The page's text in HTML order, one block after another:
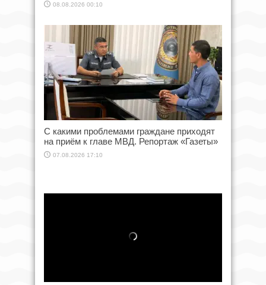
08.08.2026 00:10
С какими проблемами граждане приходят
на приём к главе МВД. Репортаж «Газеты»
07.08.2026 17:10